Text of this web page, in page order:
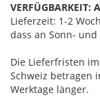
VERFÜGBARKEIT:
Lieferzeit: 1-2
dass an Sonn-
Die Lieferfristen
Schweiz betragen
Werktage länger.